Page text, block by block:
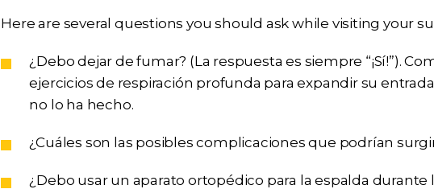
Here are several questions you should ask while visiting your
¿Debo dejar de fumar? (La respuesta es siempre “¡Sí!”).
ejercicios de respiración profunda para expandir su
no lo ha hecho.
¿Cuáles son las posibles complicaciones que podrían
¿Debo usar un aparato ortopédico para la espalda